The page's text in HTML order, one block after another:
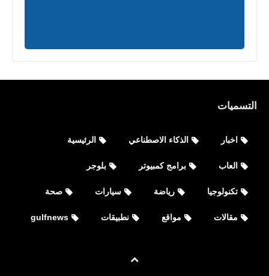
تحميل لعبة حرب التنين للآيفون والأندرويد
التسميات
اخبار الذكاء الاصطناعي الرئيسية
العاب برامج كمبيوتر بلوجر
تكنولوجيا رياضة سيارات صحة
مقالات مواقع نطبيقات gulfnews